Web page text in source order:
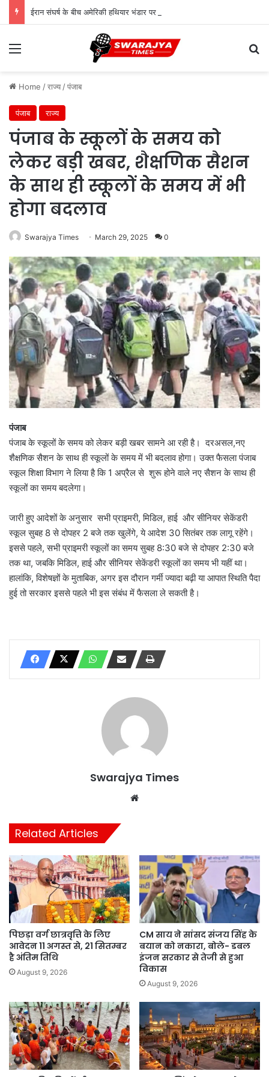
Menu
Home /राज्य /पंजाब
पंजाब राज्य
पंजाब के स्कूलों के समय को
लेकर बड़ी खबर, शैक्षणिक सैशन
के साथ ही स्कूलों के समय में भी
होगा बदलाव
Swarajya Times March 29, 2025 0
पंजाब
पंजाब के स्कूलों के समय को लेकर बड़ी खबर सामने आ रही है। दरअसल,नए
शैक्षणिक सैशन के साथ ही स्कूलों के समय में भी बदलाव होगा। उक्त फैसला पंजाब
स्कूल शिक्षा विभाग ने लिया है कि 1 अप्रैल से शुरू होने वाले नए सैशन के साथ ही
स्कूलों का समय बदलेगा।
जारी हुए आदेशों के अनुसार सभी प्राइमरी, मिडिल, हाई और सीनियर सेकेंडरी
स्कूल सुबह 8 से दोपहर 2 बजे तक खुलेंगे, ये आदेश 30 सितंबर तक लागू रहेंगे।
इससे पहले, सभी प्राइमरी स्कूलों का समय सुबह 8:30 बजे से दोपहर 2:30 बजे
तक था, जबकि मिडिल, हाई और सीनियर सेकेंडरी स्कूलों का समय भी यहीं था।
हालांकि, विशेषज्ञों के मुताबिक, अगर इस दौरान गर्मी ज्यादा बढ़ी या आपात स्थिति पैदा
हुई तो सरकार इससे पहले भी इस संबंध में फैसला ले सकती है।
Swarajya Times
Related Articles
पिछड़ा वर्ग छात्रवृत्ति के लिए
आवेदन 11 अगस्त से, 21 सितम्बर
है अंतिम तिथि
August 9, 2026
CM साय ने सांसद संजय सिंह के
बयान को नकारा, बोले- डबल
इंजन सरकार से तेजी से हुआ
विकास
August 9, 2026